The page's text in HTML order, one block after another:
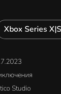
Xbox Series X|S
Studio